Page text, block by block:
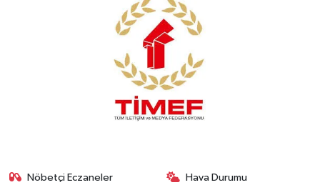
Nöbetçi Eczaneler Hava Durumu